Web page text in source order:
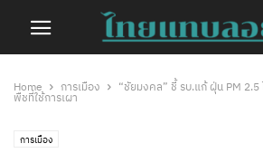
Home การเมือง
“ชัยมงคล” ชี้ รบ.แก้ ฝุ่น PM 2.5
พืชที่ใช้การเผา
การเมือง